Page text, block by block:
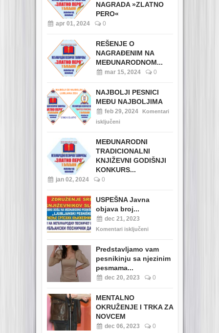
NAGRADA »ZLATNO
PERO«
apr 01, 2024 0
REŠENJE O
NAGRAĐENIM NA
MEĐUNARODNOM...
mar 15, 2024 0
NAJBOLJI PESNICI
MEĐU NAJBOLJIMA
feb 29, 2024
Komentari
isključeni
MEĐUNARODNI
TRADICIONALNI
KNJIŽEVNI GODIŠNJI
KONKURS...
jan 02, 2024 0
USPEŠNA Javna
objava broj...
dec 21, 2023
Komentari isključeni
Predstavljamo vam
pesnikinju sa njezinim
pesmama...
dec 20, 2023 0
MENTALNO
OKRUŽENJE I TRKA ZA
NOVCEM
dec 06, 2023 0